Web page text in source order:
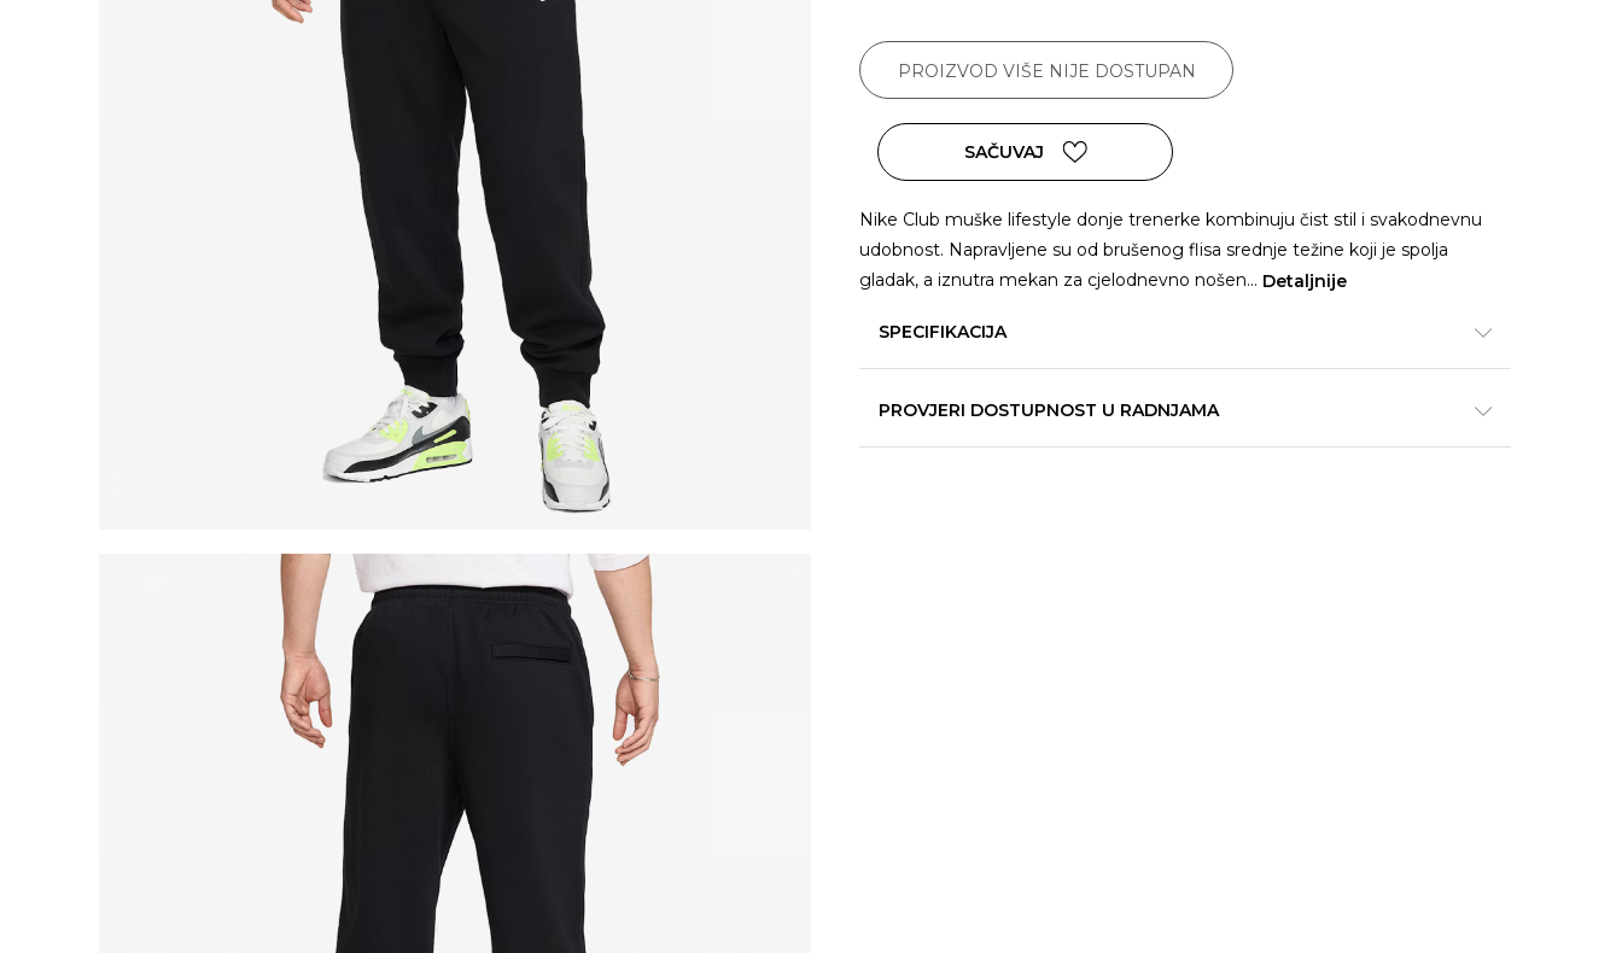
PROIZVOD VIŠE NIJE DOSTUPAN
SAČUVAJ
Nike Club muške lifestyle donje trenerke kombinuju čist stil i svakodnevnu
udobnost. Napravljene su od brušenog flisa srednje težine koji je spolja
gladak, a iznutra mekan za cjelodnevno nošen... Detaljnije
SPECIFIKACIJA
PROVJERI DOSTUPNOST U RADNJAMA